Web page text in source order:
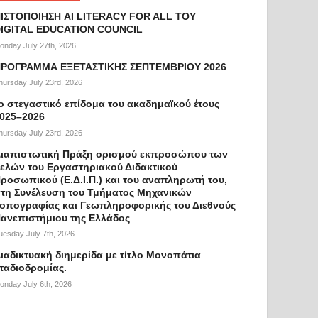
AI LITERACY FOR ALL ΤΟΥ
EDUCATION COUNCIL
July 27th, 2026
ΕΞΕΤΑΣΤΙΚΗΣ ΣΕΠΤΕΜΒΡΙΟΥ 2026
July 23rd, 2026
στεγαστικό επίδομα του ακαδημαϊκού έτους
July 23rd, 2026
Πράξη ορισμού εκπροσώπου των
του Εργαστηριακού Διδακτικού
(Ε.Δ.Ι.Π.) και του αναπληρωτή του,
Συνέλευση του Τμήματος Μηχανικών
και Γεωπληροφορικής του Διεθνούς
της Ελλάδος
July 7th, 2026
διημερίδα με τίτλο Μονοπάτια
July 6th, 2026